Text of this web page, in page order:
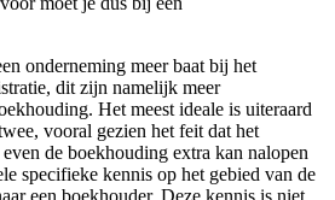
onderneming meer baat bij het
dit zijn namelijk meer
Het meest ideale is uiteraard
vooral gezien het feit dat het
de boekhouding extra kan nalopen
specifieke kennis op het gebied van de